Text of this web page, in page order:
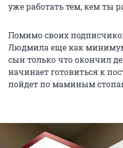
уже работать тем, кем ты
Помимо своих
Людмила еще как минимум
сын только что окончил
начинает готовиться к
пойдет по маминым